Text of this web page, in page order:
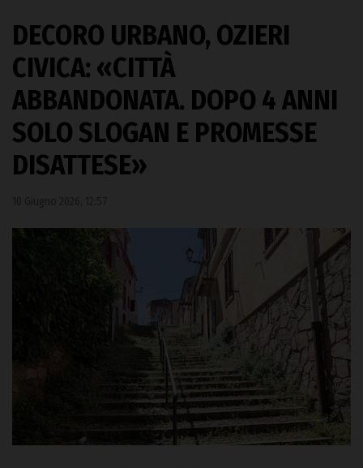
DECORO URBANO, OZIERI
CIVICA: «CITTÀ
ABBANDONATA. DOPO 4 ANNI
SOLO SLOGAN E PROMESSE
DISATTESE»